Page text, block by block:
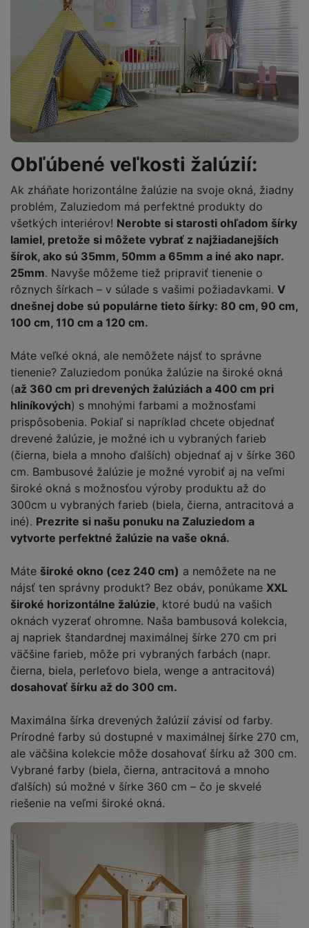
Obľúbené veľkosti žalúzií:
Ak zháňate horizontálne žalúzie na svoje okná, žiadny
problém, Zaluziedom má perfektné produkty do
všetkých interiérov! Nerobte si starosti ohľadom šírky
lamiel, pretože si môžete vybrať z najžiadanejších
šírok, ako sú 35mm, 50mm a 65mm a iné ako napr.
25mm. Navyše môžeme tiež pripraviť tienenie o
rôznych šírkach – v súlade s vašimi požiadavkami. V
dnešnej dobe sú populárne tieto šírky: 80 cm, 90 cm,
100 cm, 110 cm a 120 cm.
Máte veľké okná, ale nemôžete nájsť to správne
tienenie? Zaluziedom ponúka žalúzie na široké okná
(až 360 cm pri drevených žalúziách a 400 cm pri
hliníkových) s mnohými farbami a možnosťami
prispôsobenia. Pokiaľ si napríklad chcete objednať
drevené žalúzie, je možné ich u vybraných farieb
(čierna, biela a mnoho ďalších) objednať aj v šírke 360 ​​
cm. Bambusové žalúzie je možné vyrobiť aj na veľmi
široké okná s možnosťou výroby produktu až do
300cm u vybraných farieb (biela, čierna, antracitová a
iné). Prezrite si našu ponuku na Zaluziedom a
vytvorte perfektné žalúzie na vaše okná.
Máte široké okno (cez 240 cm) a nemôžete na ne
nájsť ten správny produkt? Bez obáv, ponúkame XXL
široké horizontálne žalúzie, ktoré budú na vašich
oknách vyzerať ohromne. Naša bambusová kolekcia,
aj napriek štandardnej maximálnej šírke 270 cm pri
väčšine farieb, môže pri vybraných farbách (napr.
čierna, biela, perleťovo biela, wenge a antracitová)
dosahovať šírku až do 300 cm.
Maximálna šírka drevených žalúzií závisí od farby.
Prírodné farby sú dostupné v maximálnej šírke 270 cm,
ale väčšina kolekcie môže dosahovať šírku až 300 cm.
Vybrané farby (biela, čierna, antracitová a mnoho
ďalších) sú možné v šírke 360 ​​cm – čo je skvelé
riešenie na veľmi široké okná.